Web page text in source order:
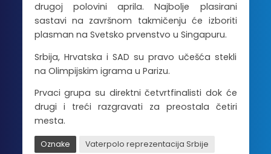
drugoj polovini aprila. Najbolje plasirani
sastavi na završnom takmičenju će izboriti
plasman na Svetsko prvenstvo u Singapuru.
Srbija, Hrvatska i SAD su pravo učešća stekli
na Olimpijskim igrama u Parizu.
Prvaci grupa su direktni četvrtfinalisti dok će
drugi i treći razgravati za preostala četiri
mesta.
Oznake
Vaterpolo reprezentacija Srbije